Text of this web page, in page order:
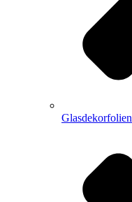
Glasdekorfolien